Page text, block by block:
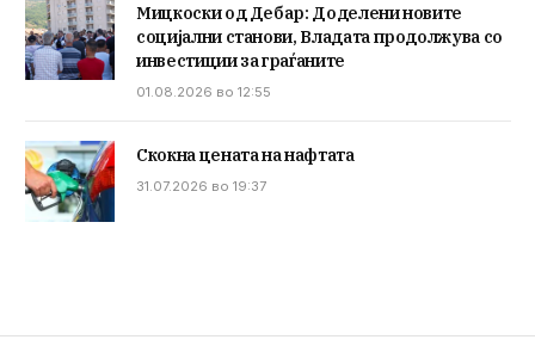
Мицкоски од Дебар: Доделени новите
социјални станови, Владата продолжува со
инвестиции за граѓаните
01.08.2026 во 12:55
Скокна цената на нафтата
31.07.2026 во 19:37